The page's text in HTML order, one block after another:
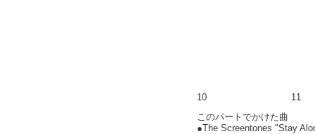
10
11
このパートでかけた曲
●The Screentones "Stay